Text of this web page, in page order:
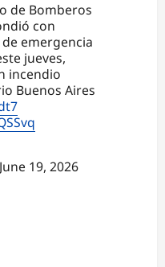
de Bomberos
con
emergencia
jueves,
incendio
Buenos Aires
June 19, 2026